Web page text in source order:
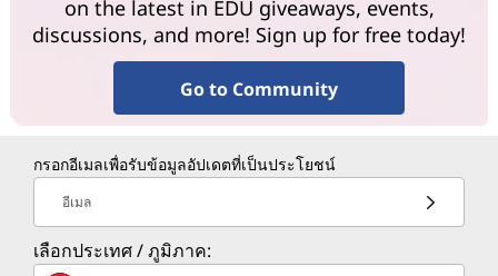
on the latest in EDU giveaways, events,
discussions, and more! Sign up for free today!
Go to Community
กรอกอีเมลเพื่อรับข้อมูลอัปเดตที่เป็นประโยชน์
อีเมล
เลือกประเทศ / ภูมิภาค: